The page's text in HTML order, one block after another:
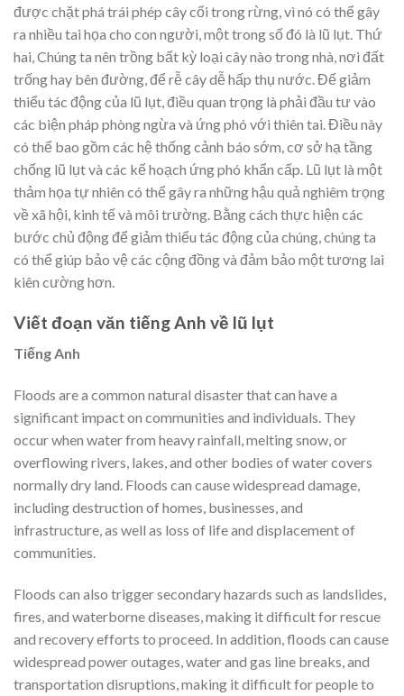
được chặt phá trái phép cây cối trong rừng, vì nó có thể gây
ra nhiều tai họa cho con người, một trong số đó là lũ lụt. Thứ
hai, Chúng ta nên trồng bất kỳ loại cây nào trong nhà, nơi đất
trống hay bên đường, để rễ cây dễ hấp thụ nước. Để giảm
thiểu tác động của lũ lụt, điều quan trọng là phải đầu tư vào
các biện pháp phòng ngừa và ứng phó với thiên tai. Điều này
có thể bao gồm các hệ thống cảnh báo sớm, cơ sở hạ tầng
chống lũ lụt và các kế hoạch ứng phó khẩn cấp. Lũ lụt là một
thảm họa tự nhiên có thể gây ra những hậu quả nghiêm trọng
về xã hội, kinh tế và môi trường. Bằng cách thực hiện các
bước chủ động để giảm thiểu tác động của chúng, chúng ta
có thể giúp bảo vệ các cộng đồng và đảm bảo một tương lai
kiên cường hơn.
Viết đoạn văn tiếng Anh về lũ lụt
Tiếng Anh
Floods are a common natural disaster that can have a
significant impact on communities and individuals. They
occur when water from heavy rainfall, melting snow, or
overflowing rivers, lakes, and other bodies of water covers
normally dry land. Floods can cause widespread damage,
including destruction of homes, businesses, and
infrastructure, as well as loss of life and displacement of
communities.
Floods can also trigger secondary hazards such as landslides,
fires, and waterborne diseases, making it difficult for rescue
and recovery efforts to proceed. In addition, floods can cause
widespread power outages, water and gas line breaks, and
transportation disruptions, making it difficult for people to